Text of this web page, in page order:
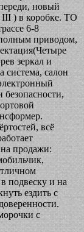
новый
III ) в коробке. ТО
6-8
приводом,
зеркал и
система, салон
всё
продажи:
подвеску и на
ездить с
с